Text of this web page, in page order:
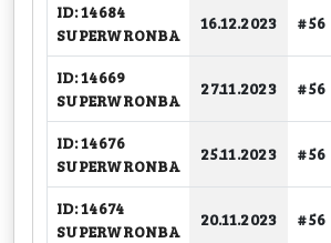
ID: 14684
SUPERWRONBA
16.12.2023 # 56
ID: 14669
SUPERWRONBA
27.11.2023 # 56
ID: 14676
SUPERWRONBA
25.11.2023 # 56
ID: 14674
SUPERWRONBA
20.11.2023 # 56